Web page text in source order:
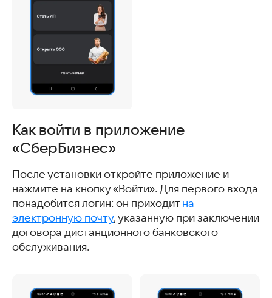
Как войти в приложение
«СберБизнес»
После установки откройте приложение и
нажмите на кнопку «Войти». Для первого входа
понадобится логин: он приходит на
электронную почту, указанную при заключении
договора дистанционного банковского
обслуживания.